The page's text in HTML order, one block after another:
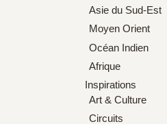
Asie du Sud-Est
Moyen Orient
Océan Indien
Afrique
Inspirations
Art & Culture
Circuits